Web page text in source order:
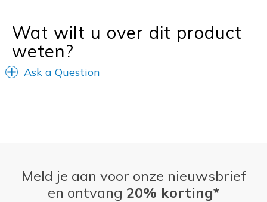
Wat wilt u over dit product
weten?
Ask a Question
Meld je aan voor onze nieuwsbrief
en ontvang 20% korting*